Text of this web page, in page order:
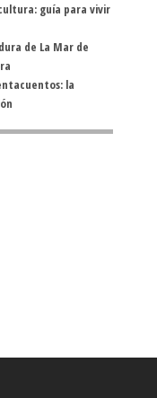
guía para vivir
de La Mar de
la